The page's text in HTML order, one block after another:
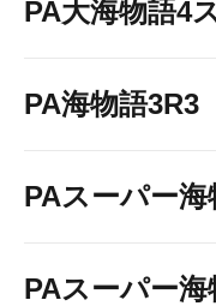
PA大海物語4
PA海物語3R3
PAスーパー
PAスーパー